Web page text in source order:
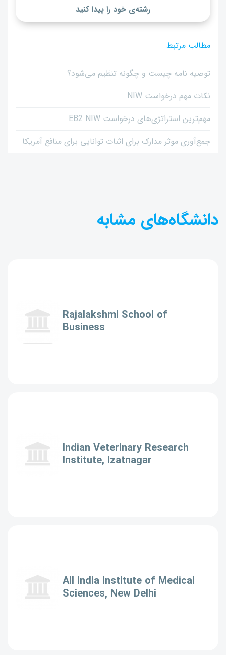
رشته‌ی خود را پیدا کنید
مطالب مرتبط
توصیه نامه چیست و چگونه تنظیم می‌شود؟
نکات مهم درخواست NIW
مهم‌ترین استراتژی‌های درخواست EB2 NIW
جمع‌آوری موثر مدارک برای اثبات توانایی برای منافع آمریکا
دانشگاه‌های مشابه
Rajalakshmi School of
Business
Indian Veterinary Research
Institute, Izatnagar
All India Institute of Medical
Sciences, New Delhi